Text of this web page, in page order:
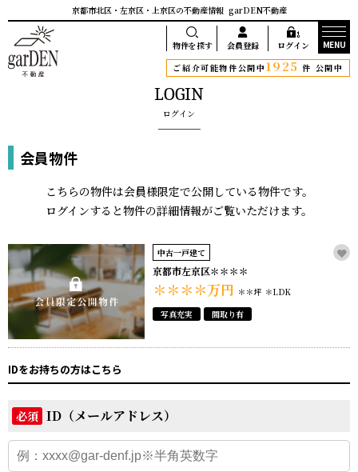
京都市北区・左京区・上京区の不動産情報 garDEN不動産
物件を探す 会員登録 ログイン
MENU
ご紹介可能物件公開中1925 件 公開中
LOGIN
ログイン
会員物件
こちらの物件は会員様限定で公開している物件です。
ログインすると物件の詳細情報がご覧いただけます。
中古一戸建て
京都市左京区＊＊＊＊
＊＊＊＊万円 ＊＊坪 ＊LDK
写真充実
間取り有
IDをお持ちの方はこちら
必須 ID（メールアドレス）